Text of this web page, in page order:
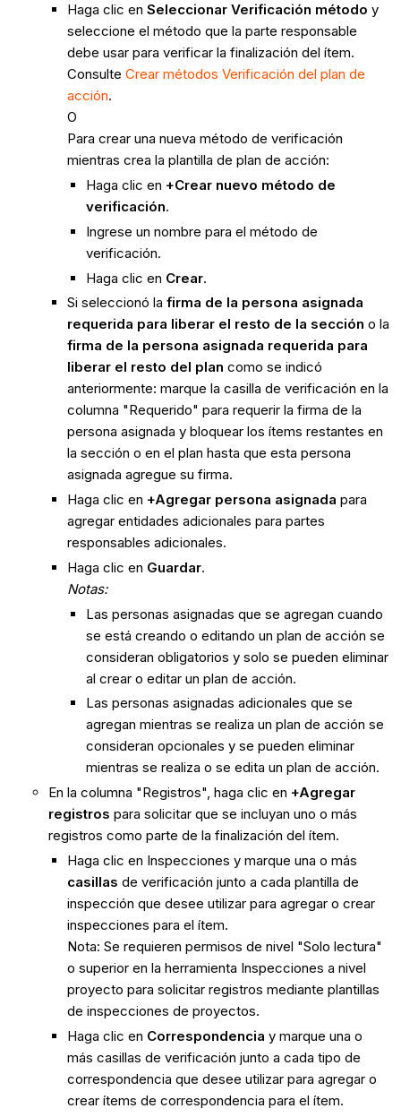
Haga clic en Seleccionar Verificación método y
seleccione el método que la parte responsable
debe usar para verificar la finalización del ítem.
Consulte Crear métodos Verificación del plan de
acción.
O
Para crear una nueva método de verificación
mientras crea la plantilla de plan de acción:
Haga clic en +Crear nuevo método de
verificación.
Ingrese un nombre para el método de
verificación.
Haga clic en Crear.
Si seleccionó la firma de la persona asignada
requerida para liberar el resto de la sección o la
firma de la persona asignada requerida para
liberar el resto del plan como se indicó
anteriormente: marque la casilla de verificación en la
columna "Requerido" para requerir la firma de la
persona asignada y bloquear los ítems restantes en
la sección o en el plan hasta que esta persona
asignada agregue su firma.
Haga clic en +Agregar persona asignada para
agregar entidades adicionales para partes
responsables adicionales.
Haga clic en Guardar.
Notas:
Las personas asignadas que se agregan cuando
se está creando o editando un plan de acción se
consideran obligatorios y solo se pueden eliminar
al crear o editar un plan de acción.
Las personas asignadas adicionales que se
agregan mientras se realiza un plan de acción se
consideran opcionales y se pueden eliminar
mientras se realiza o se edita un plan de acción.
En la columna "Registros", haga clic en +Agregar
registros para solicitar que se incluyan uno o más
registros como parte de la finalización del ítem.
Haga clic en Inspecciones y marque una o más
casillas de verificación junto a cada plantilla de
inspección que desee utilizar para agregar o crear
inspecciones para el ítem.
Nota: Se requieren permisos de nivel "Solo lectura"
o superior en la herramienta Inspecciones a nivel
proyecto para solicitar registros mediante plantillas
de inspecciones de proyectos.
Haga clic en Correspondencia y marque una o
más casillas de verificación junto a cada tipo de
correspondencia que desee utilizar para agregar o
crear ítems de correspondencia para el ítem.